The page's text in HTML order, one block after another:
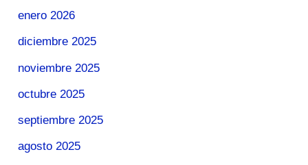
enero 2026
diciembre 2025
noviembre 2025
octubre 2025
septiembre 2025
agosto 2025